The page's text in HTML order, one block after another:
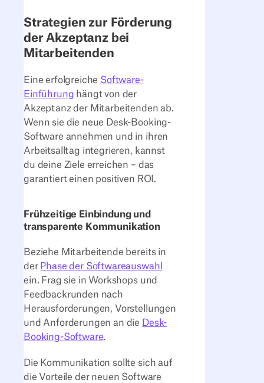
Strategien zur Förderung
der Akzeptanz bei
Mitarbeitenden
Eine erfolgreiche Software-
Einführung hängt von der
Akzeptanz der Mitarbeitenden ab.
Wenn sie die neue Desk-Booking-
Software annehmen und in ihren
Arbeitsalltag integrieren, kannst
du deine Ziele erreichen – das
garantiert einen positiven ROI.
Frühzeitige Einbindung und
transparente Kommunikation
Beziehe Mitarbeitende bereits in
der Phase der Softwareauswahl
ein. Frag sie in Workshops und
Feedbackrunden nach
Herausforderungen, Vorstellungen
und Anforderungen an die Desk-
Booking-Software.
Die Kommunikation sollte sich auf
die Vorteile der neuen Software